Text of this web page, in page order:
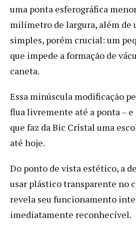
uma ponta esferográfica
milímetro de largura, além de
simples, porém crucial: um
que impede a formação de
caneta.
Essa minúscula modificação
flua livremente até a ponta –
que faz da Bic Cristal uma
até hoje.
Do ponto de vista estético, a
usar plástico transparente no
revela seu funcionamento
imediatamente reconhecível.